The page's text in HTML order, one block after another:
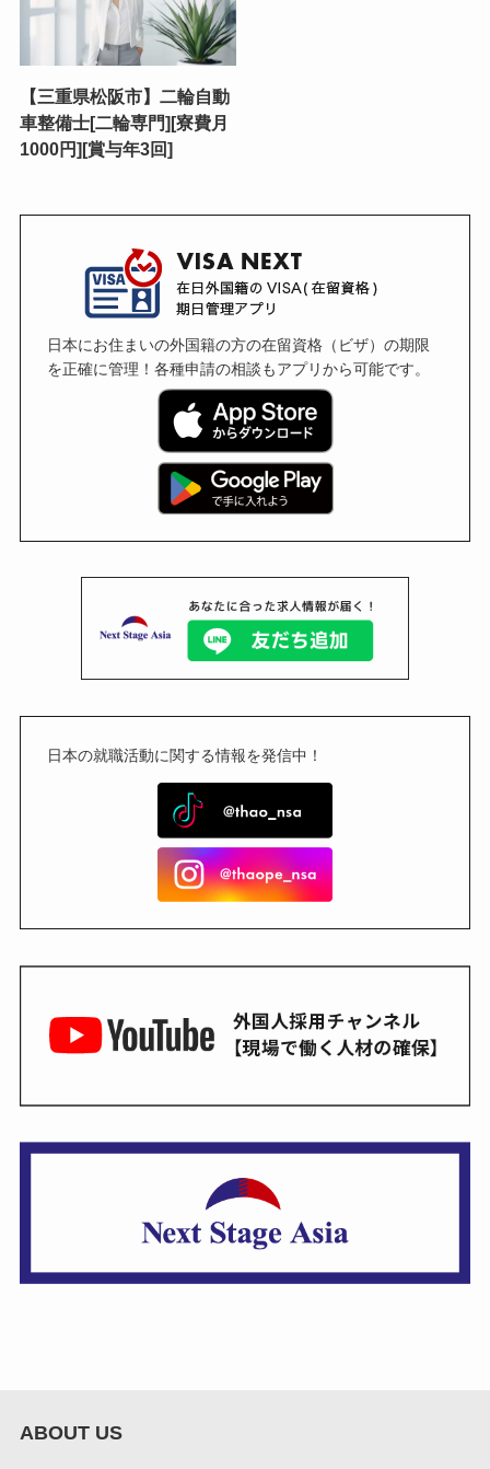
【三重県松阪市】二輪自動
車整備士[二輪専門][寮費月
1000円][賞与年3回]
日本にお住まいの外国籍の方の在留資格（ビザ）の期限
を正確に管理！各種申請の相談もアプリから可能です。
日本の就職活動に関する情報を発信中！
ABOUT US